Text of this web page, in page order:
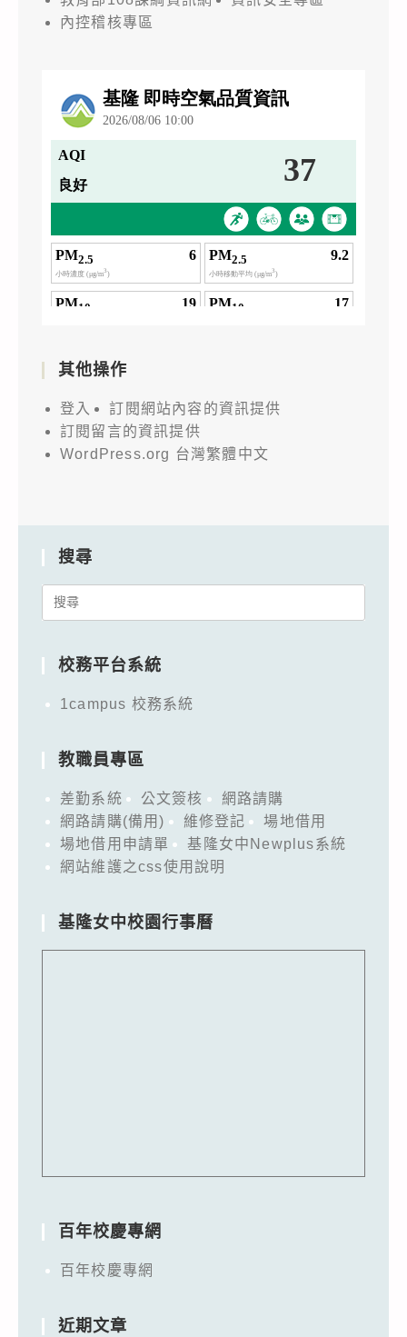
內控稽核專區
其他操作
登入
訂閱網站內容的資訊提供
訂閱留言的資訊提供
WordPress.org 台灣繁體中文
搜尋
Search
校務平台系統
1campus 校務系統
教職員專區
差勤系統 公文簽核
網路請購
網路請購(備用)
維修登記
場地借用
場地借用申請單
基隆女中Newplus系統
網站維護之css使用說明
基隆女中校園行事曆
百年校慶專網
百年校慶專網
近期文章